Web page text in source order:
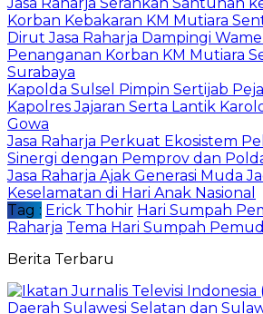
Korban Kebakaran KM Mutiara
Dirut Jasa Raharja Dampingi
Penanganan Korban KM Mutiara
Surabaya
Kapolda Sulsel Pimpin Sertijab
Kapolres Jajaran Serta Lantik
Gowa
Jasa Raharja Perkuat Ekosistem
Sinergi dengan Pemprov dan
Jasa Raharja Ajak Generasi Muda
Keselamatan di Hari Anak Nasional
Tag : Erick Thohir Hari Sumpah
Raharja Tema Hari Sumpah
Berita Terbaru